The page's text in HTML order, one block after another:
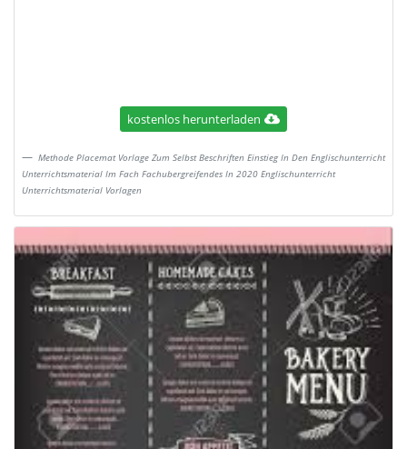
kostenlos herunterladen
Methode Placemat Vorlage Zum Selbst Beschriften Einstieg In Den Englischunterricht
Unterrichtsmaterial Im Fach Fachubergreifendes In 2020 Englischunterricht
Unterrichtsmaterial Vorlagen